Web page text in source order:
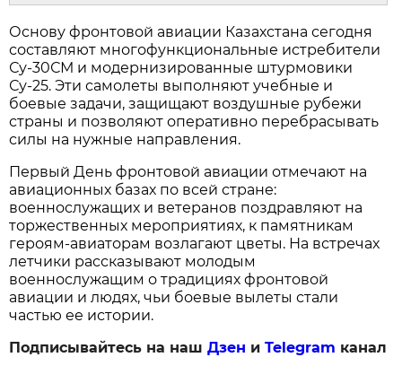
«Учреждение Дня фронтовой авиации 5
августа — это дань памяти нашему великому
соотечественнику Талгату Бегельдинову, его
соратникам и одновременно признание
заслуг современных военных летчиков,
инженеров и техников. Подвиг "короля
штурмовиков" и сегодня вдохновляет личный
состав на безупречное выполнение
учебно‑боевых задач, совершенствование
профессионального мастерства и освоение
сложнейших элементов пилотажа», — отметил
командующий Военно‑воздушными силами
генерал‑майор авиации Аскар Избасов.
Основу фронтовой авиации Казахстана сегодня
составляют многофункциональные истребители
Су‑30СМ и модернизированные штурмовики
Су‑25. Эти самолеты выполняют учебные и
боевые задачи, защищают воздушные рубежи
страны и позволяют оперативно перебрасывать